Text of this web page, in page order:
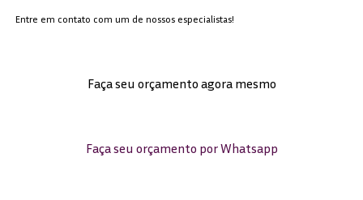
Entre em contato com um de nossos especialistas!
Faça seu orçamento agora mesmo
Faça seu orçamento por Whatsapp